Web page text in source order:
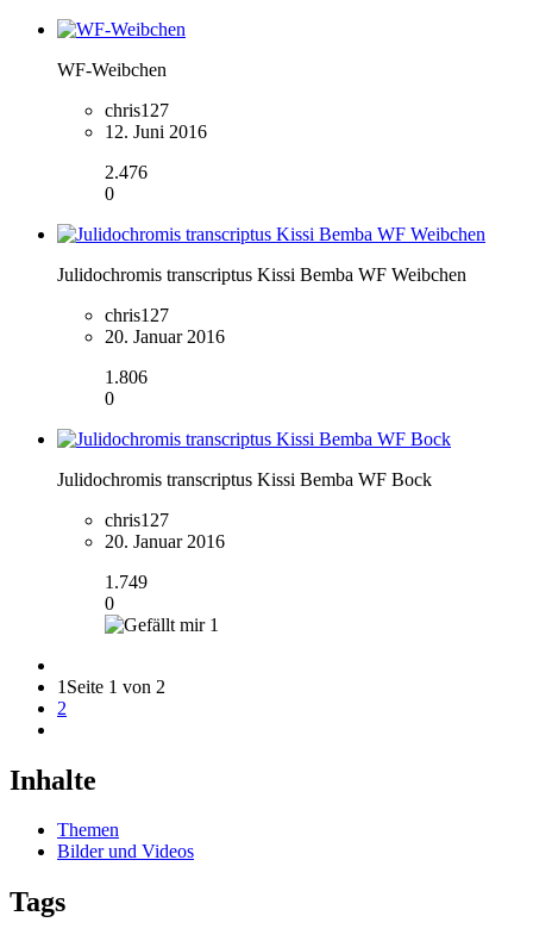
WF-Weibchen
chris127
12. Juni 2016
2.476
0
Julidochromis transcriptus Kissi Bemba WF Weibchen
chris127
20. Januar 2016
1.806
0
Julidochromis transcriptus Kissi Bemba WF Bock
chris127
20. Januar 2016
1.749
0
1
1 Seite 1 von 2
2
Inhalte
Themen
Bilder und Videos
Tags